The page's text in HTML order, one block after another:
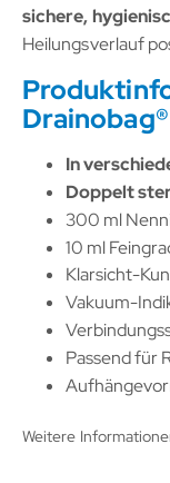
sichere,
Heilungsverlauf
In
Doppelt
300 ml
10 ml
Klarsicht-
Vakuum-
Passend für
Weitere